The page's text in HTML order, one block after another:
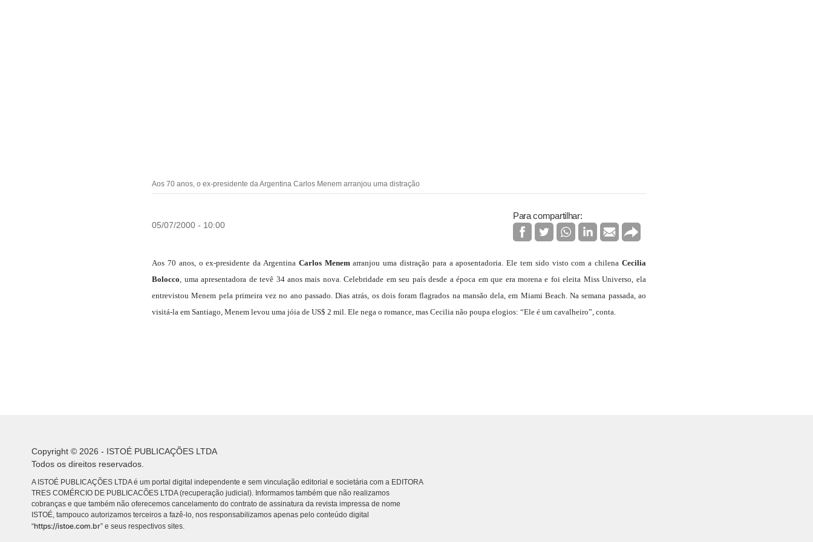
Aos 70 anos, o ex-presidente da Argentina Carlos Menem arranjou uma distração
05/07/2000 - 10:00
Para compartilhar:
Aos 70 anos, o ex-presidente da Argentina Carlos Menemarranjou uma distração para a aposentadoria. Ele tem sido visto com a chilena Cecilia
Bolocco, uma apresentadora de tevê 34 anos mais nova. Celebridade em seu país desde a época em que era morena e foi eleita Miss Universo, ela
entrevistou Menem pela primeira vez no ano passado. Dias atrás, os dois foram flagrados na mansão dela, em Miami Beach. Na semana passada, ao
visitá-la em Santiago, Menem levou uma jóia de US$ 2 mil. Ele nega o romance, mas Cecilia não poupa elogios: “Ele é um cavalheiro”, conta.
Copyright © 2026 - ISTOÉ PUBLICAÇÕES LTDA
Todos os direitos reservados.
A ISTOÉ PUBLICAÇÕES LTDA é um portal digital independente e sem vinculação editorial e societária com a EDITORA
TRES COMÉRCIO DE PUBLICACÕES LTDA (recuperação judicial). Informamos também que não realizamos
cobranças e que também não oferecemos cancelamento do contrato de assinatura da revista impressa de nome
ISTOÉ, tampouco autorizamos terceiros a fazê-lo, nos responsabilizamos apenas pelo conteúdo digital
“https://istoe.com.br” e seus respectivos sites.